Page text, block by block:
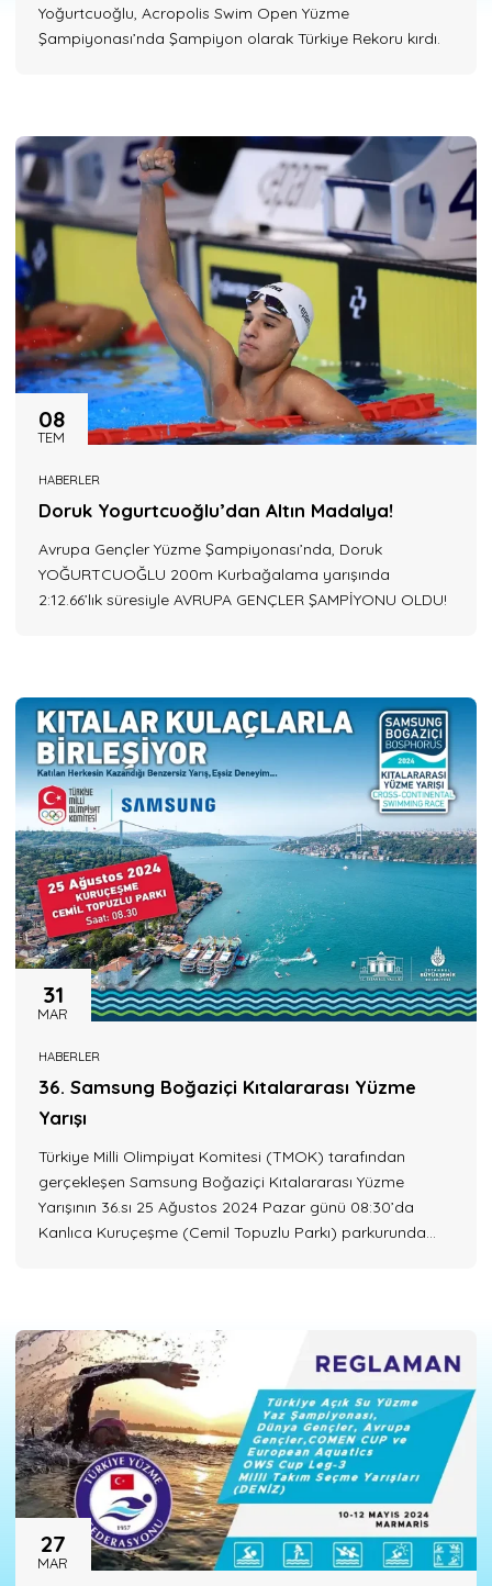
Yoğurtcuoğlu, Acropolis Swim Open Yüzme
Şampiyonası’nda Şampiyon olarak Türkiye Rekoru kırdı.
08
TEM
HABERLER
Doruk Yogurtcuoğlu’dan Altın Madalya!
Avrupa Gençler Yüzme Şampiyonası’nda, Doruk
YOĞURTCUOĞLU 200m Kurbağalama yarışında
2:12.66’lık süresiyle AVRUPA GENÇLER ŞAMPİYONU OLDU!
31
MAR
HABERLER
36. Samsung Boğaziçi Kıtalararası Yüzme
Yarışı
Türkiye Milli Olimpiyat Komitesi (TMOK) tarafından
gerçekleşen Samsung Boğaziçi Kıtalararası Yüzme
Yarışının 36.sı 25 Ağustos 2024 Pazar günü 08:30’da
Kanlıca Kuruçeşme (Cemil Topuzlu Parkı) parkurunda
SEÇME Yer: Sivas Olimpik Yüzme Havuzu Tarih: 1 Nisan...
27
MAR